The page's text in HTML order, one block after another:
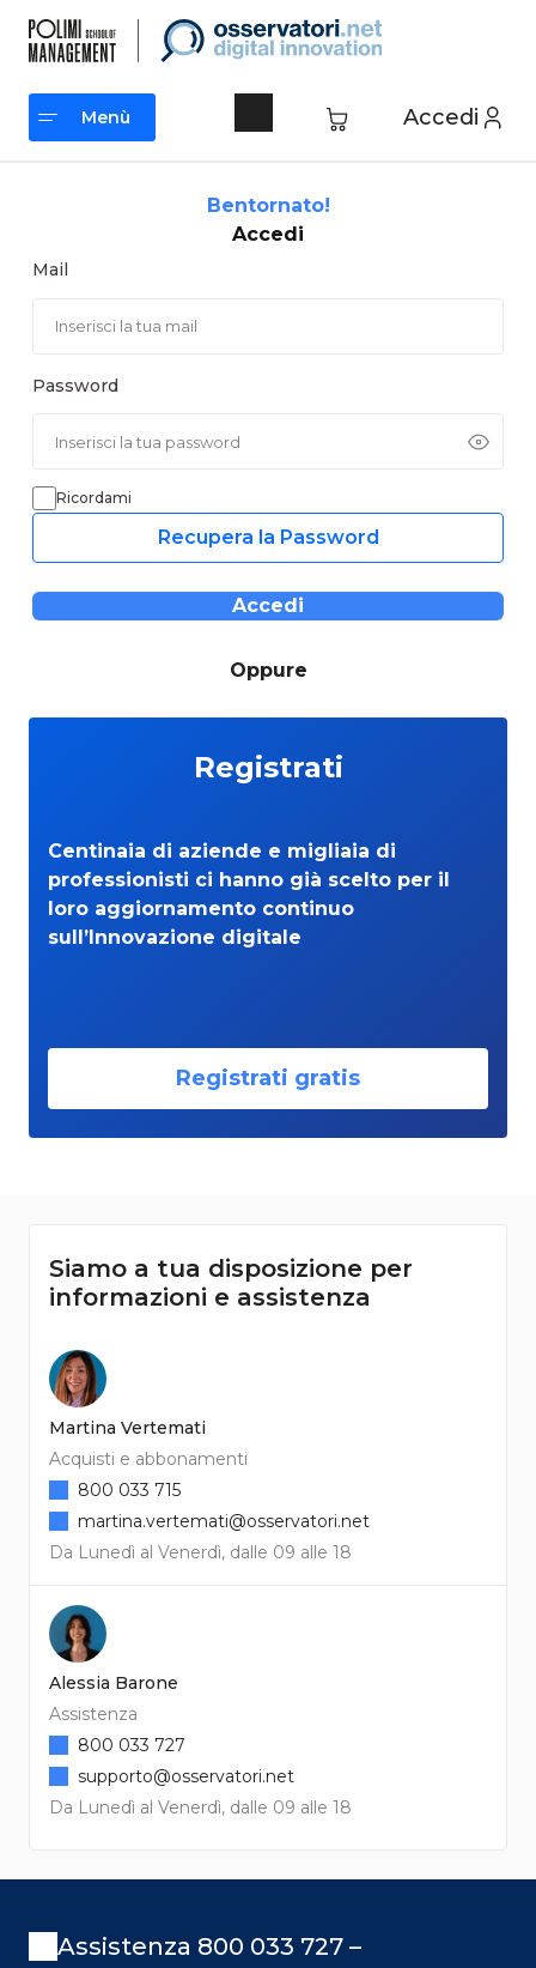
contenuto
Accedi
Menù
Bentornato!
Accedi
Mail
Password
Ricordami
Recupera la Password
Accedi
Oppure
Registrati
Centinaia di aziende e migliaia di
professionisti ci hanno già scelto per il
loro aggiornamento continuo
sull’Innovazione digitale
Registrati gratis
Siamo a tua disposizione per
informazioni e assistenza
Martina Vertemati
Acquisti e abbonamenti
Da Lunedì al Venerdì, dalle 09 alle 18
800 033 715
martina.vertemati@osservatori.net
Alessia Barone
Assistenza
Da Lunedì al Venerdì, dalle 09 alle 18
800 033 727
supporto@osservatori.net
Assistenza 800 033 727 –